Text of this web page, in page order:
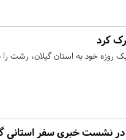
کرد
روزه خود به استان گیلان، رشت را
نشست خبری سفر استانی